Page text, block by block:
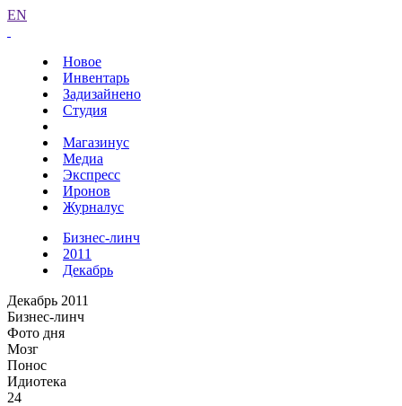
EN
Новое
Инвентарь
Задизайнено
Студия
Магазинус
Медиа
Экспресс
Иронов
Журналус
Бизнес-линч
2011
Декабрь
Декабрь 2011
Бизнес-линч
Фото дня
Мозг
Понос
Идиотека
24